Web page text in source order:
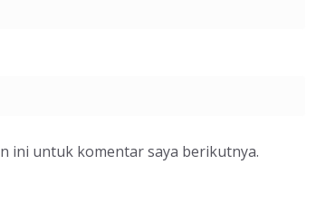
ini untuk komentar saya berikutnya.